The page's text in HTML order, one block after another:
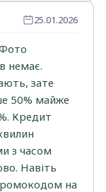
25.01.2026
немає.
зате
50% майже
Кредит
з часом
Навіть
на